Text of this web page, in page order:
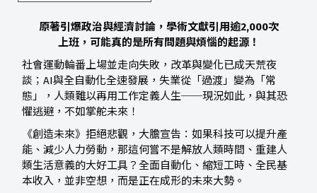
原著引爆政治與經濟討論，學術文獻引用逾2,000次
上班，可能真的是所有問題與煩惱的起源！
社會運動輪番上場並走向失敗，改革與變化已成天荒夜
談；AI與全自動化全速發展，失業從「過渡」變為「常
態」，人類難以再用工作定義人生──現況如此，與其恐
懼逃避，不如掌舵未來！
《創造未來》拒絕悲觀，大膽宣告：如果科技可以提升產
能、減少人力勞動，那這何嘗不是解放人類時間、重建人
類生活意義的大好工具？全面自動化、縮短工時、全民基
本收入，並非空想，而是正在成形的未來大勢。